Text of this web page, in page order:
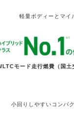
軽量ボディーとマイ
モード走行燃費（国土
小回りしやすいコンパ